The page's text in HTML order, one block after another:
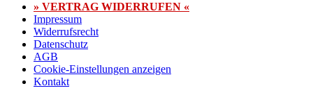
» VERTRAG WIDERRUFEN «
Impressum
Widerrufsrecht
Datenschutz
AGB
Cookie-Einstellungen anzeigen
Kontakt